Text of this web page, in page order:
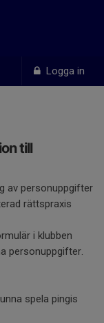
Logga in
till
av personuppgifter
rättspraxis
i klubben
personuppgifter.
spela pingis